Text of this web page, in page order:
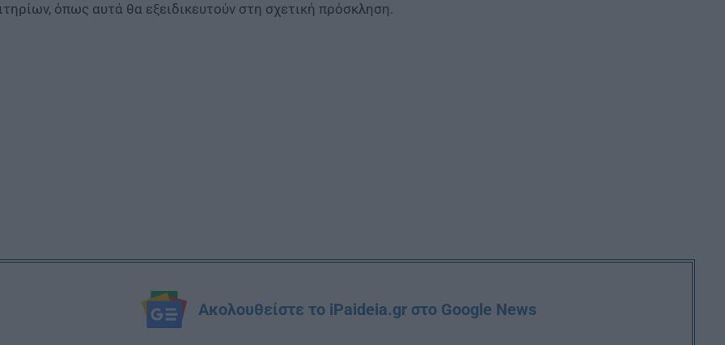
όπως αυτά θα εξειδικευτούν στη σχετική πρόσκληση.
Ακολουθείστε το iPaideia.gr στο Google News